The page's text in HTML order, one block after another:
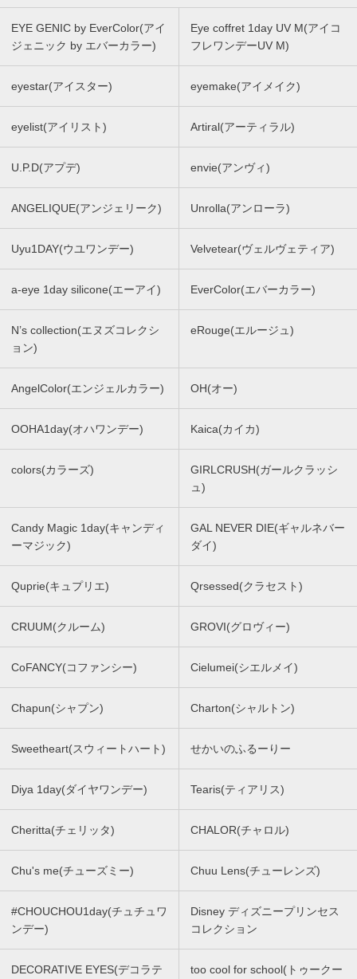
EYE GENIC by EverColor(アイ
ジェニック by エバーカラー)
Eye coffret 1day UV M(アイコ
フレワンデーUV M)
eyestar(アイスター) eyemake(アイメイク)
eyelist(アイリスト) Artiral(アーティラル)
U.P.D(アプデ) envie(アンヴィ)
ANGELIQUE(アンジェリーク) Unrolla(アンローラ)
Uyu1DAY(ウユワンデー) Velvetear(ヴェルヴェティア)
a-eye 1day silicone(エーアイ) EverColor(エバーカラー)
N’s collection(エヌズコレクシ
ョン)
eRouge(エルージュ)
AngelColor(エンジェルカラー) OH(オー)
OOHA1day(オハワンデー) Kaica(カイカ)
colors(カラーズ)
GIRLCRUSH(ガールクラッシ
ュ)
Candy Magic 1day(キャンディ
ーマジック)
GAL NEVER DIE(ギャルネバー
ダイ)
Quprie(キュプリエ) Qrsessed(クラセスト)
CRUUM(クルーム) GROVI(グロヴィー)
CoFANCY(コファンシー) Cielumei(シエルメイ)
Chapun(シャプン) Charton(シャルトン)
Sweetheart(スウィートハート) せかいのふるーりー
Diya 1day(ダイヤワンデー) Tearis(ティアリス)
Cheritta(チェリッタ) CHALOR(チャロル)
Chu's me(チューズミー) Chuu Lens(チューレンズ)
#CHOUCHOU1day(チュチュワ
ンデー)
Disney ディズニープリンセス
コレクション
DECORATIVE EYES(デコラテ
too cool for school(トゥークー